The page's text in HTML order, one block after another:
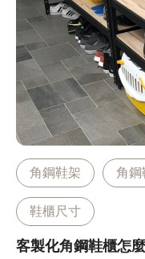
做
家
具
平
台
活
美
角鋼鞋架 角鋼
鞋櫃尺寸
客製化角鋼鞋櫃怎